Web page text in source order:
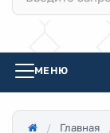
МЕНЮ
Главная